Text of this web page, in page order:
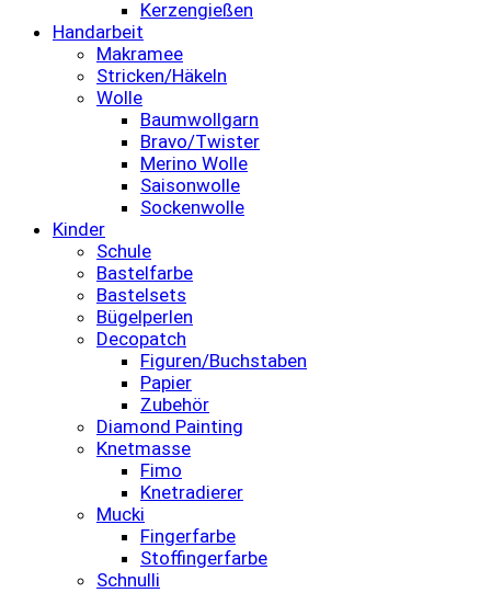
Kerzengießen
Handarbeit
Makramee
Stricken/Häkeln
Wolle
Baumwollgarn
Bravo/Twister
Merino Wolle
Saisonwolle
Sockenwolle
Kinder
Schule
Bastelfarbe
Bastelsets
Bügelperlen
Decopatch
Figuren/Buchstaben
Papier
Zubehör
Diamond Painting
Knetmasse
Fimo
Knetradierer
Mucki
Fingerfarbe
Stoffingerfarbe
Schnulli